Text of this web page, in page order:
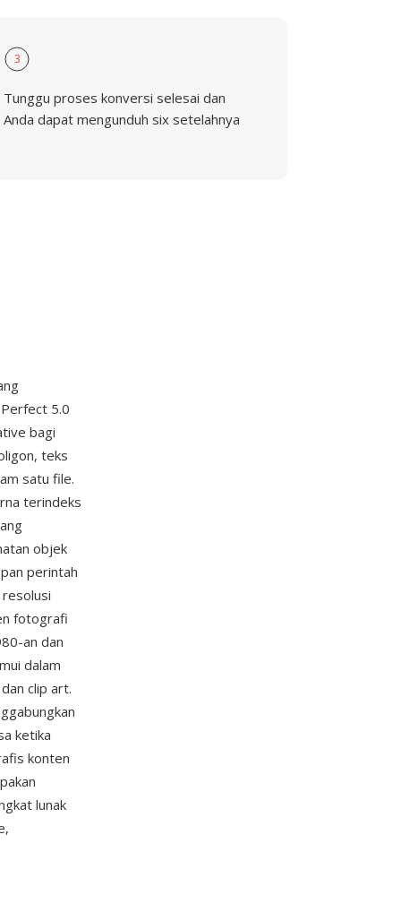
3
Tunggu proses konversi selesai dan
Anda dapat mengunduh six setelahnya
5.0
bagi
teks
satu file.
terindeks
objek
perintah
fotografi
an dan
dalam
clip art.
ketika
konten
lunak